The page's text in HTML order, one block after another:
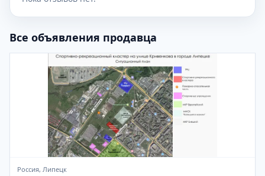
Все объявления продавца
Россия, Липецк